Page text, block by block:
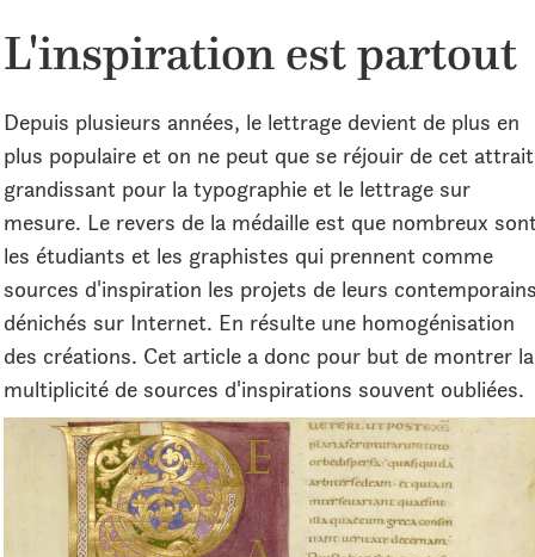
L'inspiration est partout
Depuis plusieurs années, le lettrage devient de plus en
plus populaire et on ne peut que se réjouir de cet attrait
grandissant pour la typographie et le lettrage sur
mesure. Le revers de la médaille est que nombreux
les étudiants et les graphistes qui prennent comme
sources d'inspiration les projets de leurs
dénichés sur Internet. En résulte une homogénisation
des créations. Cet article a donc pour but de montrer la
multiplicité de sources d'inspirations souvent oubliées.